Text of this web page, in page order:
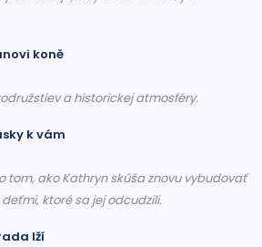
koně
a historickej atmosféry.
k vám
tom, ako Kathryn skúša znovu vybudovať
ktoré sa jej odcudzili.
lží